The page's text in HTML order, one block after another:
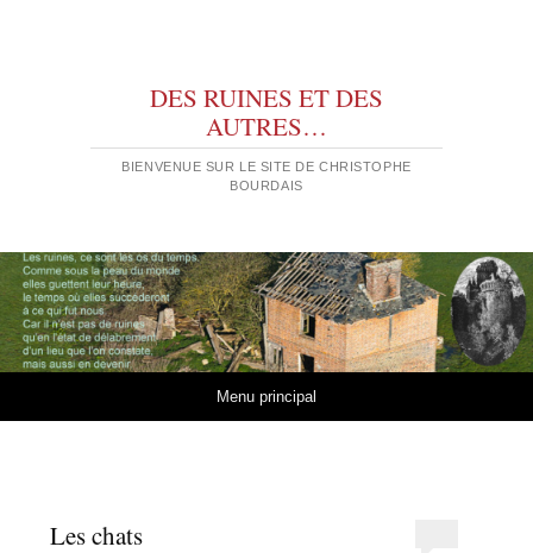
DES RUINES ET DES
AUTRES…
BIENVENUE SUR LE SITE DE CHRISTOPHE
BOURDAIS
Menu principal
Les chats